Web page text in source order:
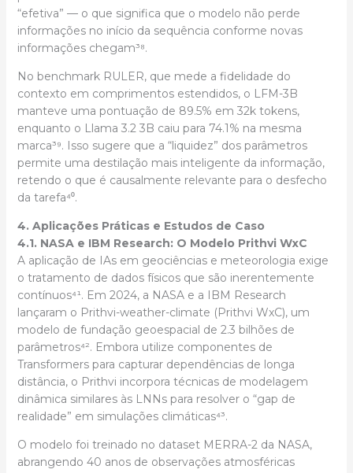
“efetiva” — o que significa que o modelo não perde
informações no início da sequência conforme novas
informações chegam³⁸.
No benchmark RULER, que mede a fidelidade do
contexto em comprimentos estendidos, o LFM-3B
manteve uma pontuação de 89.5% em 32k tokens,
enquanto o Llama 3.2 3B caiu para 74.1% na mesma
marca³⁹. Isso sugere que a “liquidez” dos parâmetros
permite uma destilação mais inteligente da informação,
retendo o que é causalmente relevante para o desfecho
da tarefa⁴⁰.
4. Aplicações Práticas e Estudos de Caso
4.1. NASA e IBM Research: O Modelo Prithvi WxC
A aplicação de IAs em geociências e meteorologia exige
o tratamento de dados físicos que são inerentemente
contínuos⁴¹. Em 2024, a NASA e a IBM Research
lançaram o Prithvi-weather-climate (Prithvi WxC), um
modelo de fundação geoespacial de 2.3 bilhões de
parâmetros⁴². Embora utilize componentes de
Transformers para capturar dependências de longa
distância, o Prithvi incorpora técnicas de modelagem
dinâmica similares às LNNs para resolver o “gap de
realidade” em simulações climáticas⁴³.
O modelo foi treinado no dataset MERRA-2 da NASA,
abrangendo 40 anos de observações atmosféricas